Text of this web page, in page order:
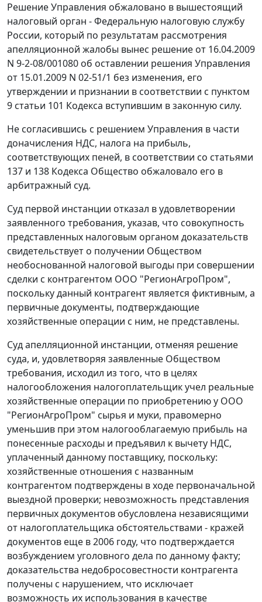
Решение Управления обжаловано в вышестоящий
налоговый орган - Федеральную налоговую службу
России, который по результатам рассмотрения
апелляционной жалобы вынес решение от 16.04.2009
N 9-2-08/001080 об оставлении решения Управления
от 15.01.2009 N 02-51/1 без изменения, его
утверждении и признании в соответствии с пунктом
9 статьи 101 Кодекса вступившим в законную силу.
Не согласившись с решением Управления в части
доначисления НДС, налога на прибыль,
соответствующих пеней, в соответствии со статьями
137 и 138 Кодекса Общество обжаловало его в
арбитражный суд.
Суд первой инстанции отказал в удовлетворении
заявленного требования, указав, что совокупность
представленных налоговым органом доказательств
свидетельствует о получении Обществом
необоснованной налоговой выгоды при совершении
сделки с контрагентом ООО "РегионАгроПром",
поскольку данный контрагент является фиктивным, а
первичные документы, подтверждающие
хозяйственные операции с ним, не представлены.
Суд апелляционной инстанции, отменяя решение
суда, и, удовлетворяя заявленные Обществом
требования, исходил из того, что в целях
налогообложения налогоплательщик учел реальные
хозяйственные операции по приобретению у ООО
"РегионАгроПром" сырья и муки, правомерно
уменьшив при этом налогооблагаемую прибыль на
понесенные расходы и предъявил к вычету НДС,
уплаченный данному поставщику, поскольку:
хозяйственные отношения с названным
контрагентом подтверждены в ходе первоначальной
выездной проверки; невозможность представления
первичных документов обусловлена независящими
от налогоплательщика обстоятельствами - кражей
документов еще в 2006 году, что подтверждается
возбуждением уголовного дела по данному факту;
доказательства недобросовестности контрагента
получены с нарушением, что исключает
возможность их использования в качестве